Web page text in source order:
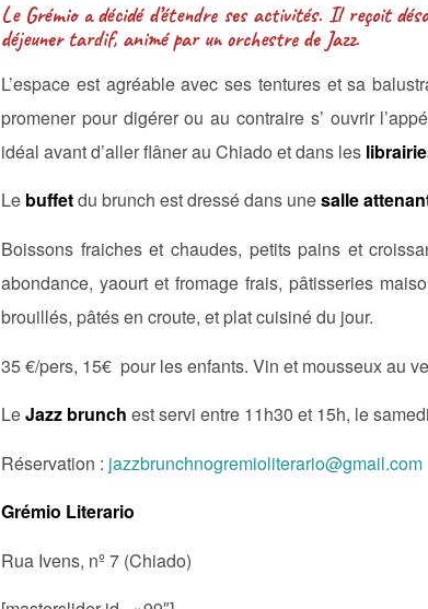
Le Grémio a décidé d’étendre ses activités. Il reçoit
déjeuner tardif, animé par un orchestre de Jazz.
L’espace est agréable avec ses tentures et sa
promener pour digérer ou au contraire s’ ouvrir
idéal avant d’aller flâner au Chiado et dans les
Le buffetdu brunch est dressé dans unesalle
Boissons fraiches et chaudes, petits pains et
abondance, yaourt et fromage frais, pâtisseries
brouillés, pâtés en croute, et plat cuisiné du jour.
35 €/pers, 15€ pour les enfants. Vin et mousseux au
LeJazz brunch est servi entre 11h30 et 15h, le
Réservation : jazzbrunchnogremioliterario@gmail.com
Grémio Literario
Rua Ivens, nº 7 (Chiado)